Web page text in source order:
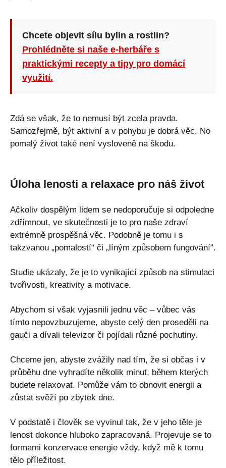
Chcete objevit sílu bylin a rostlin?
Prohlédněte si naše e-herbáře s
praktickými recepty a tipy pro domácí
využití.
Zdá se však, že to nemusí být zcela pravda.
Samozřejmě, být aktivní a v pohybu je dobrá věc. No
pomalý život také není vysloveně na škodu.
Úloha lenosti a relaxace pro náš život
Ačkoliv dospělým lidem se nedoporučuje si odpoledne
zdřímnout, ve skutečnosti je to pro naše zdraví
extrémně prospěšná věc. Podobně je tomu i s
takzvanou „pomalostí“ či „líným způsobem fungování“.
Studie ukázaly, že je to vynikající způsob na stimulaci
tvořivosti, kreativity a motivace.
Abychom si však vyjasnili jednu věc – vůbec vás
tímto nepovzbuzujeme, abyste celý den proseděli na
gauči a dívali televizor či pojídali různé pochutiny.
Chceme jen, abyste zvážily nad tím, že si občas i v
průběhu dne vyhradíte několik minut, během kterých
budete relaxovat. Pomůže vám to obnovit energii a
zůstat svěží po zbytek dne.
V podstatě i člověk se vyvinul tak, že v jeho těle je
lenost dokonce hluboko zapracovaná. Projevuje se to
formami konzervace energie vždy, když mě k tomu
tělo příležitost.